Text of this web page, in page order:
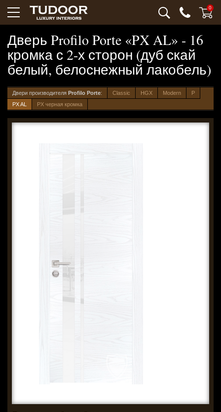
0
Дверь Profilo Porte «PX AL» - 16
кромка с 2-х сторон (дуб скай
белый, белоснежный лакобель)
Двери производителя Profilo Porte: Classic HGX Modern
P
PX AL
PX черная кромка